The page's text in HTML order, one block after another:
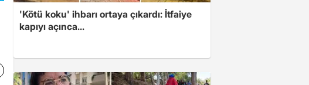
'Kötü koku' ihbarı ortaya çıkardı: İtfaiye
kapıyı açınca...